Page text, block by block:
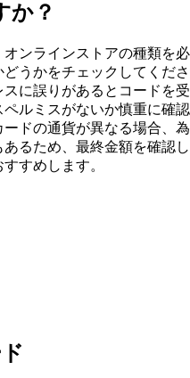
か？
ンラインストアの種類を必
うかをチェックしてくださ
に誤りがあるとコードを受
ルミスがないか慎重に確認
ドの通貨が異なる場合、為
るため、最終金額を確認し
すめします。